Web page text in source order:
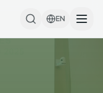
EN